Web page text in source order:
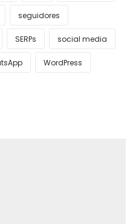
seguidores
SERPs social media
WordPress